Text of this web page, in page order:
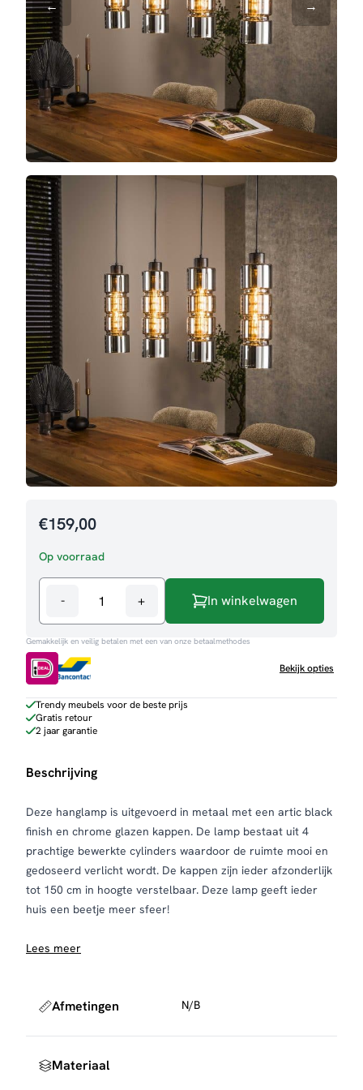
€159,00
Op voorraad
-
Hanglamp
Vincent
aantal
+ In winkelwagen
Gemakkelijk en veilig betalen met een van onze betaalmethodes
Bekijk opties
Trendy meubels voor de beste prijs
Gratis retour
2 jaar garantie
Beschrijving
Deze hanglamp is uitgevoerd in metaal met een artic black
finish en chrome glazen kappen. De lamp bestaat uit 4
prachtige bewerkte cylinders waardoor de ruimte mooi en
gedoseerd verlicht wordt. De kappen zijn ieder afzonderlijk
tot 150 cm in hoogte verstelbaar. Deze lamp geeft ieder
huis een beetje meer sfeer!
Lees meer
Afmetingen N/B
Materiaal